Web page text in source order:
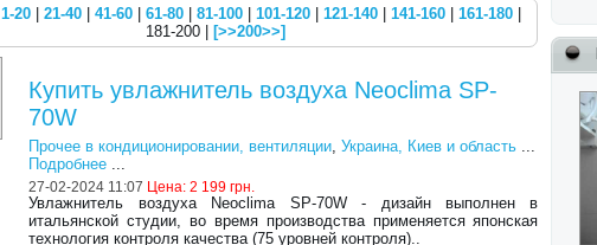
1-20| 21-40| 41-60| 61-80| 81-100| 101-120| 121-140| 141-160| 161-180|
181-200 |
[>>200>>]
Купить увлажнитель воздуха Neoclima SP-
70W
Прочее в кондиционировании, вентиляции,Украина, Киев и область ...
Подробнее ...
27-02-2024 11:07 Цена:2 199 грн.
Увлажнитель воздуха Neoclima SP-70W - дизайн выполнен в
итальянской студии, во время производства применяется японская
технология контроля качества (75 уровней контроля)..